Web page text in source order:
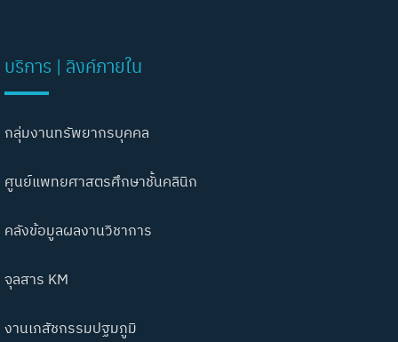
บริการ | ลิงค์ภายใน
กลุ่มงานทรัพยากรบุคคล
ศูนย์แพทยศาสตรศึกษาชั้นคลินิก
คลังข้อมูลผลงานวิชาการ
จุลสาร KM
งานเภสัชกรรมปฐมภูมิ